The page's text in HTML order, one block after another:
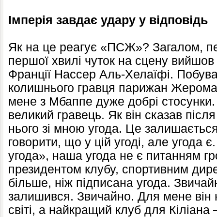
Імперія завдає удару у відповідь
Як на це реагує «ПСЖ»? Загалом,
першої хвилі чуток на сцену вийшов
Франції Нассер Аль-Хелаїфі.
колишнього гравця парижан
мене з Мбаппе дуже добрі
великий гравець. Як він сказав
нього зі мною угода. Це
говорити, що у цій угоді, але угода
угода», наша угода не є питанням
президентом клубу, спортивним
більше, ніж підписана угода.
залишився. Звичайно. Для мене він
світі, а найкращий клуб для